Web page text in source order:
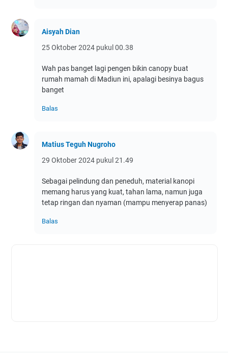
Aisyah Dian
25 Oktober 2024 pukul 00.38
Wah pas banget lagi pengen bikin canopy buat
rumah mamah di Madiun ini, apalagi besinya bagus
banget
Balas
Matius Teguh Nugroho
29 Oktober 2024 pukul 21.49
Sebagai pelindung dan peneduh, material kanopi
memang harus yang kuat, tahan lama, namun juga
tetap ringan dan nyaman (mampu menyerap panas)
Balas